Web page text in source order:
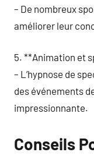
– De nombreux
améliorer leur
5. **Animation et
– L’hypnose de
des événements
impressionnante.
Conseils